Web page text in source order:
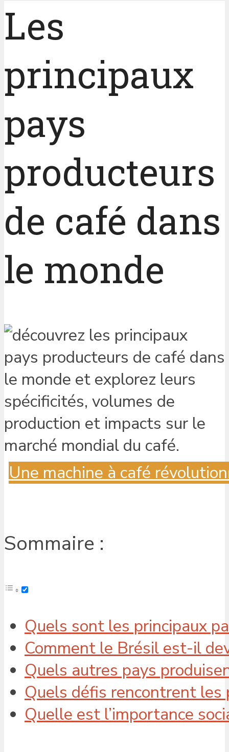
Les
principaux
pays
producteurs
de café dans
le monde
Une machine à café
Sommaire :
Quels sont les principaux
Comment le Brésil est-il
Quels autres pays
Quels défis rencontrent les
Quelle est l’importance